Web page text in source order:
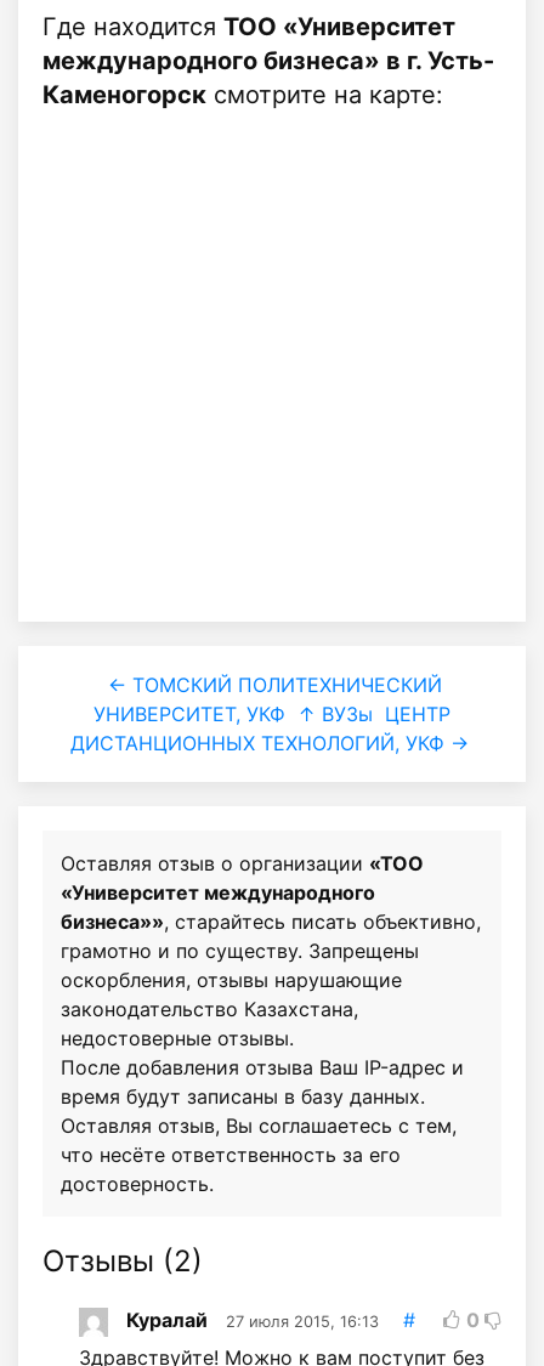
Где находится ТОО «Университет
международного бизнеса» в г. Усть-
Каменогорск смотрите на карте:
← ТОМСКИЙ ПОЛИТЕХНИЧЕСКИЙ
УНИВЕРСИТЕТ, УКФ
↑ ВУЗы ЦЕНТР
ДИСТАНЦИОННЫХ ТЕХНОЛОГИЙ, УКФ →
Оставляя отзыв о организации «ТОО
«Университет международного
бизнеса»», старайтесь писать объективно,
грамотно и по существу. Запрещены
оскорбления, отзывы нарушающие
законодательство Казахстана,
недостоверные отзывы.
После добавления отзыва Ваш IP-адрес и
время будут записаны в базу данных.
Оставляя отзыв, Вы соглашаетесь с тем,
что несёте ответственность за его
достоверность.
Отзывы (2)
Куралай 27 июля 2015, 16:13 #
0
Здравствуйте! Можно к вам поступит без